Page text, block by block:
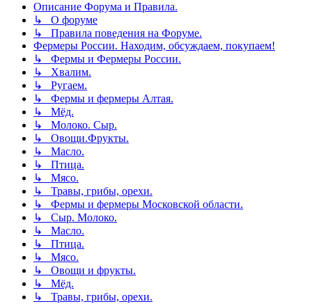
Описание Форума и Правила.
↳ О форуме
↳ Правила поведения на Форуме.
Фермеры России. Находим, обсуждаем, покупаем!
↳ Фермы и Фермеры России.
↳ Хвалим.
↳ Ругаем.
↳ Фермы и фермеры Алтая.
↳ Мёд.
↳ Молоко. Сыр.
↳ Овощи.Фрукты.
↳ Масло.
↳ Птица.
↳ Мясо.
↳ Травы, грибы, орехи.
↳ Фермы и фермеры Московской области.
↳ Сыр. Молоко.
↳ Масло.
↳ Птица.
↳ Мясо.
↳ Овощи и фрукты.
↳ Мёд.
↳ Травы, грибы, орехи.